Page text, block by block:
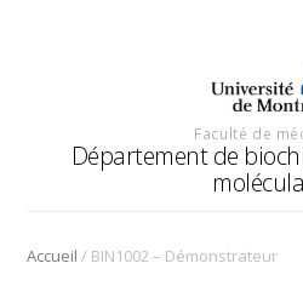
Faculté de
Département de
Accueil / BIN1002 – Démonstrateur